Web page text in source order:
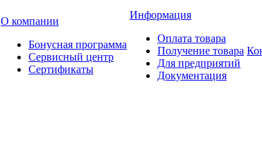
О компании
Бонусная программа
Сервисный центр
Сертификаты
Информация
Оплата товара
Получение товара
Для предприятий
Документация